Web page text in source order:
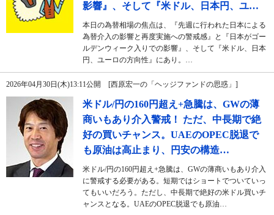
影響』、そして『米ドル、日本円、ユ…
本日の為替相場の焦点は、『先週に行われた日本による
為替介入の影響と再度実施への警戒感』と『日本がゴー
ルデンウィーク入りでの影響』、そして『米ドル、日本
円、ユーロの方向性』にあり。…
2026年04月30日(木)13:11公開 [西原宏一の「ヘッジファンドの思惑」]
米ドル/円の160円超え+急騰は、GWの薄
商いもあり介入警戒！ ただ、中長期で絶
好の買いチャンス。UAEのOPEC脱退で
も原油は高止まり、円安の構造…
米ドル/円の160円超え+急騰は、GWの薄商いもあり介入
に警戒する必要がある。短期ではショートでついていっ
てもいいだろう。ただし、中長期で絶好の米ドル買いチ
ャンスとなる。UAEのOPEC脱退でも原油…